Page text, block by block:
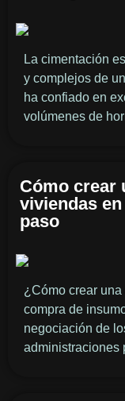
La cimentación
y complejos de
ha confiado en
volúmenes de
Cómo crear
viviendas
paso
¿Cómo crear
compra de
negociación de
administraciones